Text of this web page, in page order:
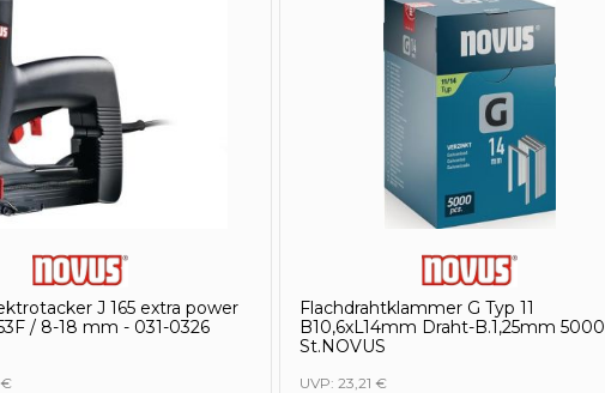
J 165 extra power
/ 8-18 mm - 031-0326
€
Flachdrahtklammer G Typ 11
B10,6xL14mm Draht-B.1,25mm 5000
St.NOVUS
UVP: 23,21 €